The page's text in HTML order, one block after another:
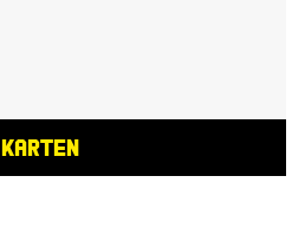
KARTEN